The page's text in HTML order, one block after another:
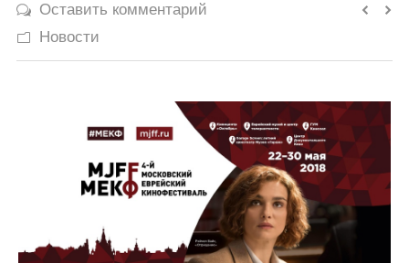
Юмор
Оставить комментарий
Новости